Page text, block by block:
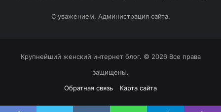
бюджет на долгосрочное лечение. Качественная
Пациенты часто делятся полезными ссылками и
прямыми контактами в закрытых чатах, что
предыдущих врачей для преемственности лечения.
С уважением, Администрация сайта.
Крупнейший женский интернет блог. © 2026 Все права
защищены.
Обратная связь
Карта сайта